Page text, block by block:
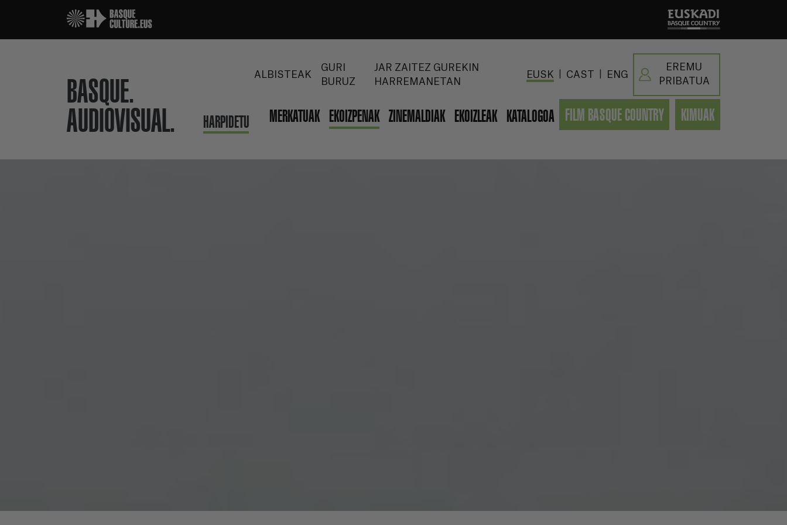
BASQUE.
AUDIOVISUAL.
HARPIDETU
ALBISTEAK
GURI
BURUZ
JAR ZAITEZ GUREKIN
HARREMANETAN
EUSK CAST ENG
EREMU
PRIBATUA
MERKATUAK EKOIZPENAK ZINEMALDIAK EKOIZLEAK KATALOGOA FILM BASQUE COUNTRY KIMUAK